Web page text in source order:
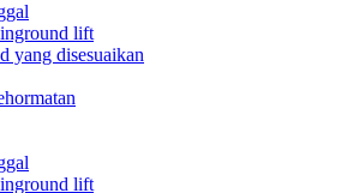
lift
yang disesuaikan
lift